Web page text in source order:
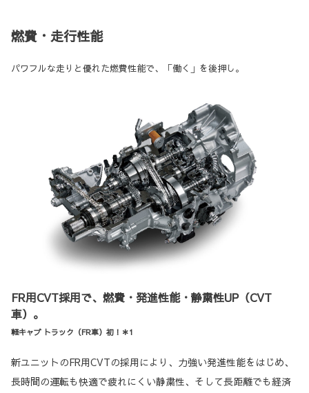
燃費・走行性能
パワフルな走りと優れた燃費性能で、「働く」を後押し。
FR用CVT採用で、燃費・発進性能・静粛性UP（CVT
車）。
軽キャブ トラック（FR車）初！＊1
新ユニットのFR用CVTの採用により、力強い発進性能をはじめ、
長時間の運転も快適で疲れにくい静粛性、そして長距離でも経済